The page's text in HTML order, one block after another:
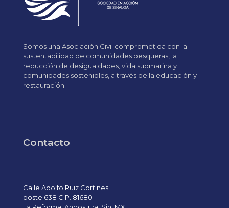
Somos una Asociación Civil comprometida con la
sustentabilidad de comunidades pesqueras, la
reducción de desigualdades, vida submarina y
comunidades sostenibles, a través de la educación y
restauración.
Contacto
Calle Adolfo Ruiz Cortines
poste 638 C.P. 81680